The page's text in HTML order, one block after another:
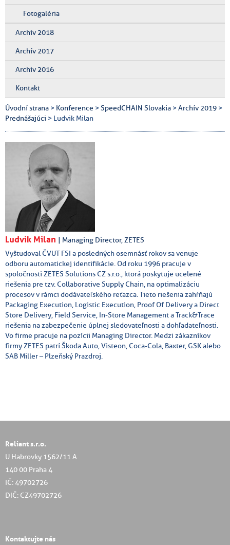
Fotogaléria
Archív 2018
Archív 2017
Archív 2016
Kontakt
Úvodní strana > Konference >SpeedCHAIN Slovakia >Archív 2019 >
Prednášajúci > Ludvik Milan
Ludvik Milan | Managing Director, ZETES
Vyštudoval ČVUT FSI a posledných osemnásť rokov sa venuje
odboru automatickej identifikácie. Od roku 1996 pracuje v
spoločnosti ZETES Solutions CZ s.r.o., ktorá poskytuje ucelené
riešenia pre tzv. Collaborative Supply Chain, na optimalizáciu
procesov v rámci dodávateľského reťazca. Tieto riešenia zahŕňajú
Packaging Execution, Logistic Execution, Proof Of Delivery a Direct
Store Delivery, Field Service, In-Store Management a Track&Trace
riešenia na zabezpečenie úplnej sledovateľnosti a dohľadateľnosti.
Vo firme pracuje na pozícii Managing Director. Medzi zákazníkov
firmy ZETES patrí Škoda Auto, Visteon, Coca-Cola, Baxter, GSK alebo
SAB Miller – Plzeňský Prazdroj.
Reliant s.r.o.
U Habrovky 1562/11 A
140 00 Praha 4
IČ: 49702726
DIČ: CZ49702726
Kontaktujte nás